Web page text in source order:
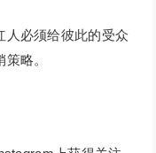
必须给彼此的受众
略。